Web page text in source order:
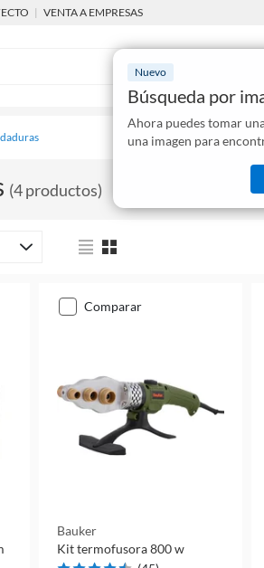
| VENTA A EMPRESAS
Nuevo
Búsqueda por
Ahora puedes tomar
una imagen para
(4productos)
comparar
Bauker
Kit termofusora 800 w